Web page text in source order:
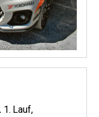
1. Lauf,